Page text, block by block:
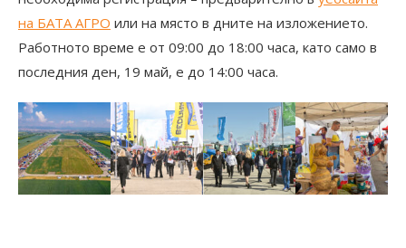
на БАТА АГРО или на място в дните на изложението.
Работното време е от 09:00 до 18:00 часа, като само в
последния ден, 19 май, е до 14:00 часа.